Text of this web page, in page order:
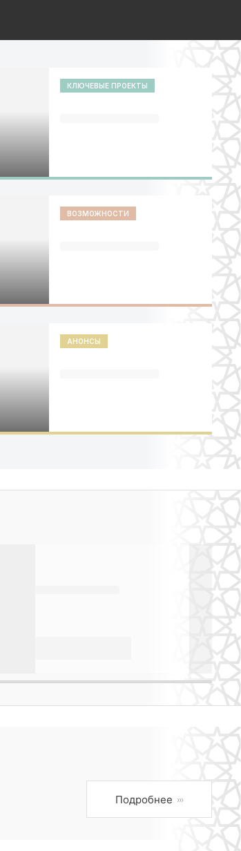
КЛЮЧЕВЫЕ ПРОЕКТЫ
ВОЗМОЖНОСТИ
АНОНСЫ
Подробнее ›››